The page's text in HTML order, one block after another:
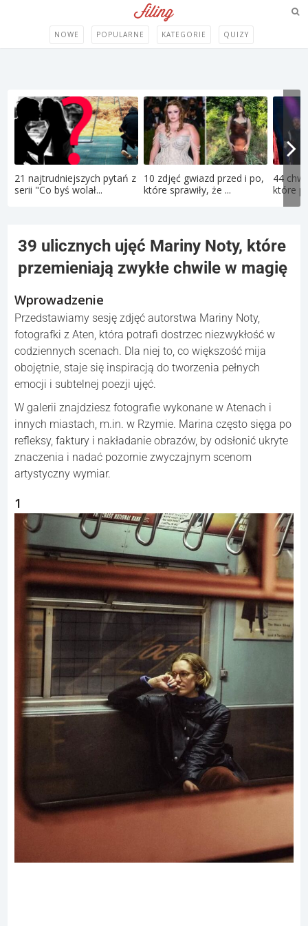
NOWE POPULARNE KATEGORIE QUIZY
21 najtrudniejszych pytań z
serii "Co byś wolał...
10 zdjęć gwiazd przed i po,
które sprawiły, że ...
44
które
39 ulicznych ujęć Mariny Noty, które
przemieniają zwykłe chwile w magię
Wprowadzenie
Przedstawiamy sesję zdjęć autorstwa Mariny Noty,
fotografki z Aten, która potrafi dostrzec niezwykłość w
codziennych scenach. Dla niej to, co większość mija
obojętnie, staje się inspiracją do tworzenia pełnych
emocji i subtelnej poezji ujęć.
W galerii znajdziesz fotografie wykonane w Atenach i
innych miastach, m.in. w Rzymie. Marina często sięga po
refleksy, faktury i nakładanie obrazów, by odsłonić ukryte
znaczenia i nadać pozornie zwyczajnym scenom
artystyczny wymiar.
1